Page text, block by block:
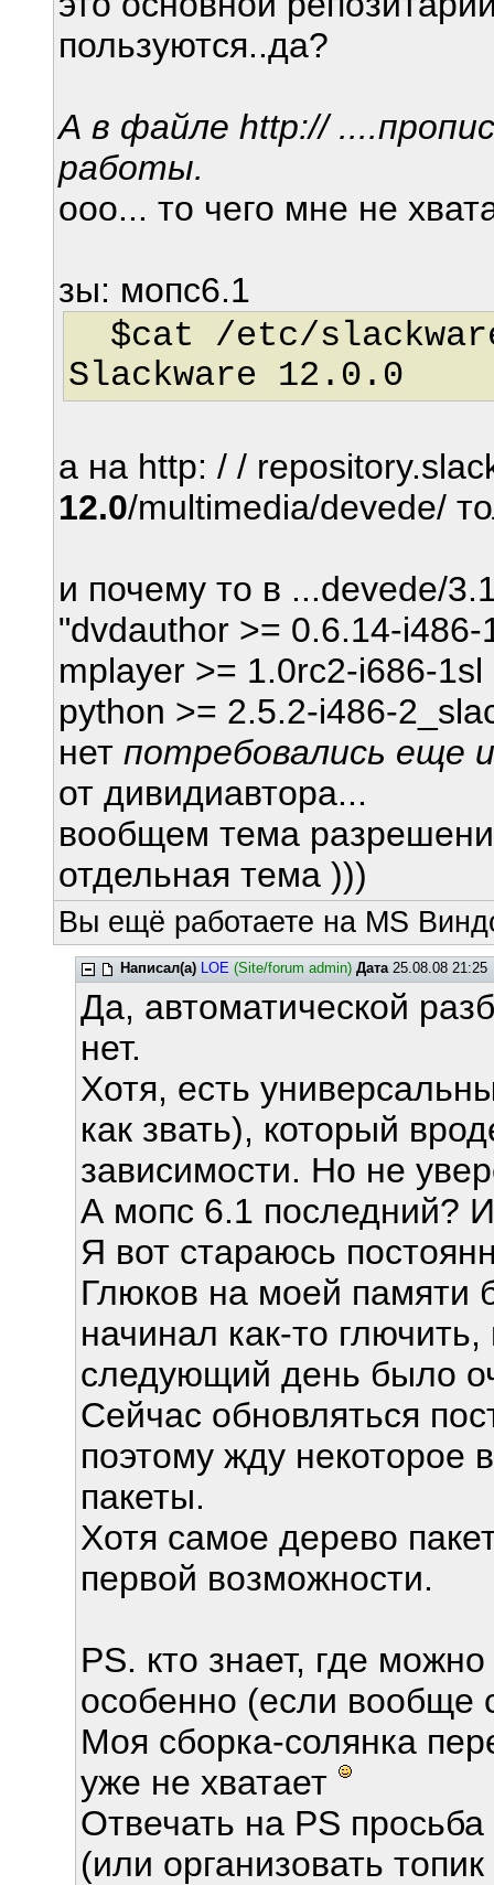
пользуются..да?
А в файле http://
работы.
ооо... то чего мне не
зы: мопс6.1
$cat /etc/
Slackware 12.0.0
а на http: / /
12.0/multimedia/devede/
и почему то в ...devede/
"dvdauthor >= 0.6.14-i486-
mplayer >= 1.0rc2-i686-1sl
python >= 2.5.2-i486-
нетпотребовались еще
от дивидиавтора...
вообщем тема
отдельная тема )))
Вы ещё работаете на MS
Написал(а) LOE (Site/forum admin) Дата25.08.08 21:25
Да, автоматической
нет.
Хотя, есть
как звать), который
зависимости. Но не
А мопс 6.1 последний?
Я вот стараюсь
Глюков на моей памяти
начинал как-то
следующий день было
Сейчас обновляться
поэтому жду некоторое
пакеты.
Хотя самое дерево
первой возможности.
PS. кто знает, где
особенно (если вообще
Моя сборка-солянка
уже не хватает
Отвечать на PS
(или организовать